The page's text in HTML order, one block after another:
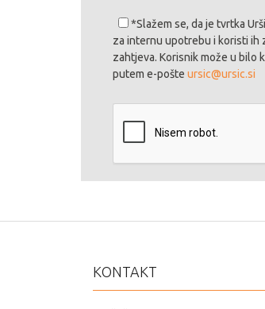
*Slažem se, da je tvrtka
za internu upotrebu i koristi ih
zahtjeva. Korisnik može u bilo
putem e-pošte ursic@ursic.si
KONTAKT